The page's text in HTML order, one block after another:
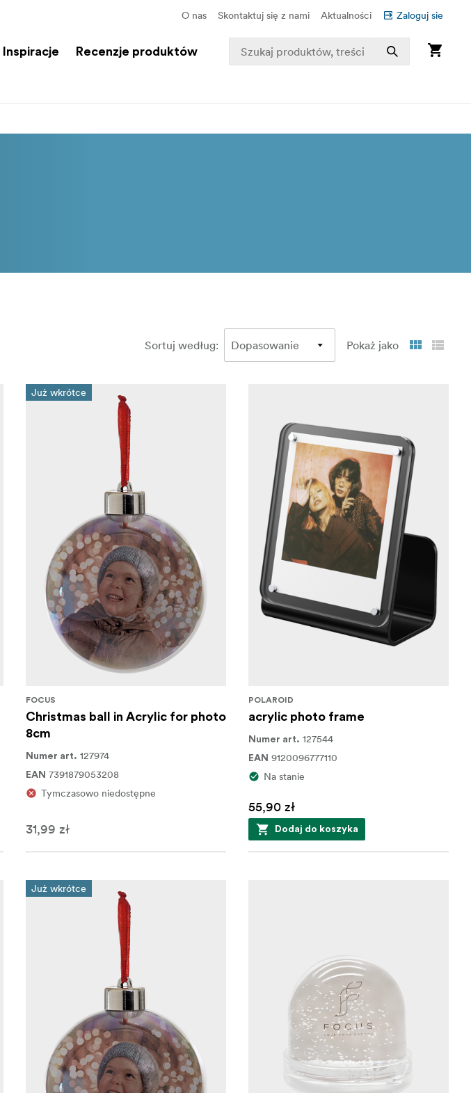
O nas Skontaktuj się z nami Aktualności Zaloguj sie
Inspiracje Recenzje produktów
Sortuj według: Pokaż jako
Już wkrótce
FOCUS
Christmas ball in Acrylic for photo
8cm
Numer art. 127974
EAN 7391879053208
Tymczasowo niedostępne
31,99 zł
POLAROID
acrylic photo frame
Numer art. 127544
EAN 9120096777110
Na stanie
55,90 zł
Dodaj do koszyka
Już wkrótce